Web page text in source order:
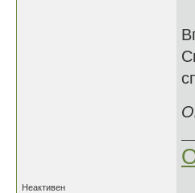
Неактивен